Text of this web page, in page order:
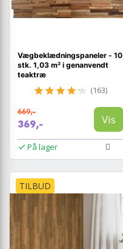
Vægbeklædningspaneler - 10
stk. 1,03 m² i genanvendt
teaktræ
(163)
669,-
369,- Vis
På lager
TILBUD